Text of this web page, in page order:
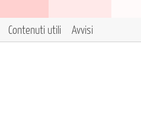
Contenuti utili Avvisi